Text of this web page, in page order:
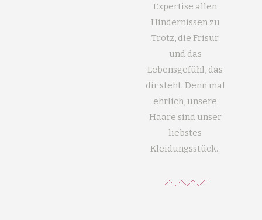
Expertise allen
Hindernissen zu
Trotz, die Frisur
und das
Lebensgefühl, das
dir steht. Denn mal
ehrlich, unsere
Haare sind unser
liebstes
Kleidungsstück.